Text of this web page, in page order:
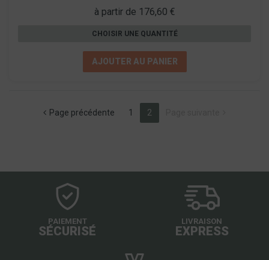
à partir de 176,60 €
CHOISIR UNE QUANTITÉ
AJOUTER AU PANIER
Page précédente 1 2
PAIEMENT
SÉCURISÉ
LIVRAISON
EXPRESS